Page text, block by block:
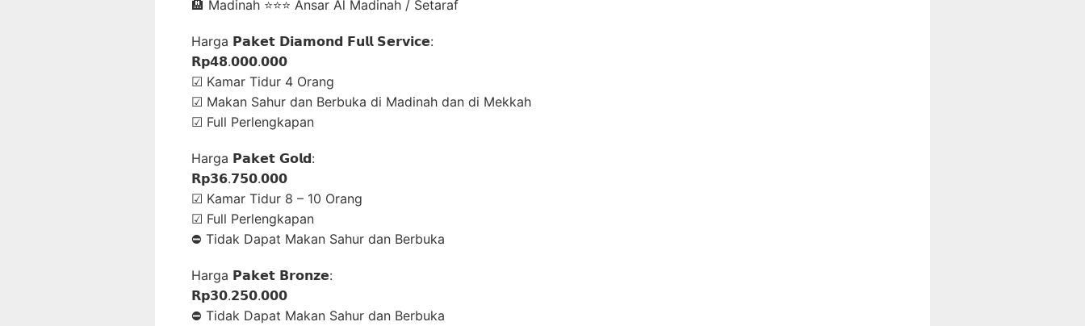
🏨 Madinah ⭐⭐⭐ Ansar Al Madinah / Setaraf⁣
Harga 𝗣𝗮𝗸𝗲𝘁 𝗗𝗶𝗮𝗺𝗼𝗻𝗱 𝗙𝘂𝗹𝗹 𝗦𝗲𝗿𝘃𝗶𝗰𝗲:⁣
𝗥𝗽𝟰𝟴.𝟬𝟬𝟬.𝟬𝟬𝟬
☑ Kamar Tidur 4 Orang
☑ Makan Sahur dan Berbuka di Madinah dan di Mekkah
☑ Full Perlengkapan
Harga 𝗣𝗮𝗸𝗲𝘁 𝗚𝗼𝗹𝗱:
𝗥𝗽𝟯𝟲.𝟳𝟱𝟬.𝟬𝟬𝟬
☑ Kamar Tidur 8 – 10 Orang
☑ Full Perlengkapan
⛔ Tidak Dapat Makan Sahur dan Berbuka
Harga 𝗣𝗮𝗸𝗲𝘁 𝗕𝗿𝗼𝗻𝘇𝗲:
𝗥𝗽𝟯𝟬.𝟮𝟱𝟬.𝟬𝟬𝟬
⛔ Tidak Dapat Makan Sahur dan Berbuka